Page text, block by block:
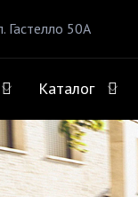
Гастелло 50А
Каталог